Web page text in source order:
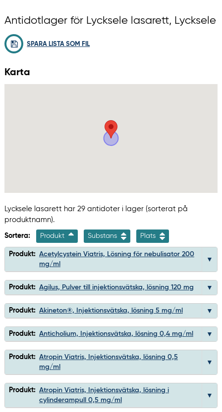
Antidotlager för Lycksele lasarett, Lycksele
SPARA LISTA SOM FIL
Karta
Lycksele lasarett har 29 antidoter i lager (sorterat på
produktnamn).
Sortera: Produkt Substans Plats
Produkt: Acetylcystein Viatris, Lösning för nebulisator 200
mg/ml
Produkt: Agilus, Pulver till injektionsvätska, lösning 120 mg
Produkt: Akineton®, Injektionsvätska, lösning 5 mg/ml
Produkt: Anticholium, Injektionsvätska, lösning 0,4 mg/ml
Produkt: Atropin Viatris, Injektionsvätska, lösning 0,5
mg/ml
Produkt: Atropin Viatris, Injektionsvätska, lösning i
cylinderampull 0,5 mg/ml